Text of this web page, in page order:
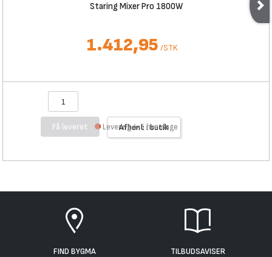
Staring Mixer Pro 1800W
1.412,95 /STK
Få leveret Afhent i butik
Levering 4-5 hverdage
FIND BYGMA TILBUDSAVISER